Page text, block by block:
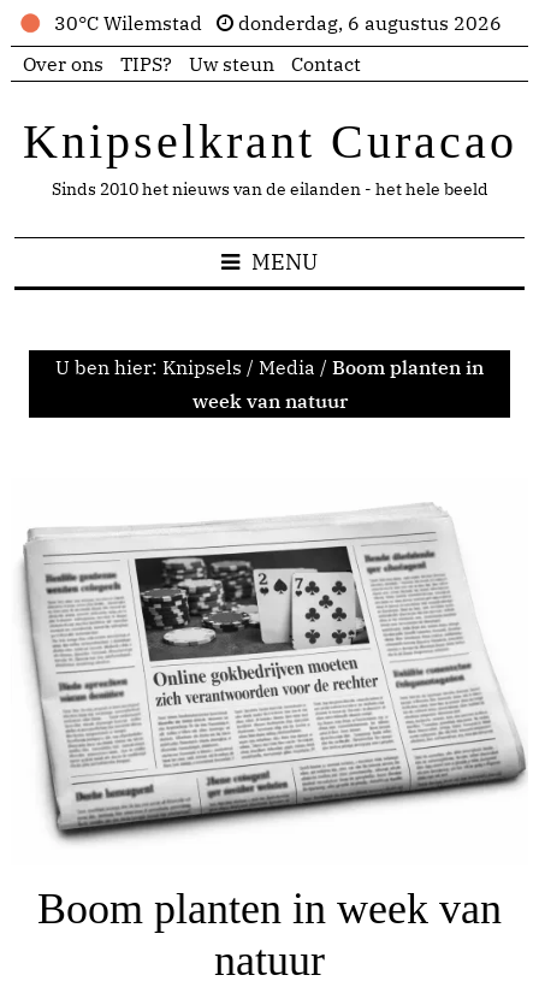
30°C Wilemstad
donderdag, 6 augustus 2026
Over ons
TIPS? Uw steun Contact
Knipselkrant Curacao
Sinds 2010 het nieuws van de eilanden - het hele beeld
MENU
U ben hier: Knipsels / Media / Boom planten in
week van natuur
Boom planten in week van
natuur